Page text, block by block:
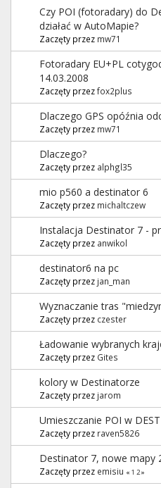
Czy POI (fotoradary) do
działać w AutoMapie?
Zaczęty przez mw71
Fotoradary EU+PL
14.03.2008
Zaczęty przezfox2plus
Dlaczego GPS opóźnia
Zaczęty przez mw71
Dlaczego?
Zaczęty przez alphgl35
mio p560 a destinator 6
Zaczęty przez michaltczew
Instalacja Destinator 7 -
Zaczęty przez anwikol
destinator6 na pc
Zaczęty przez jan_man
Wyznaczanie tras
Zaczęty przez czester
Ładowanie wybranych
Zaczęty przez Gites
kolory w Destinatorze
Zaczęty przez jarom
Umieszczanie POI w
Zaczęty przez raven5826
Destinator 7, nowe mapy
Zaczęty przez emisiu « 1 2»